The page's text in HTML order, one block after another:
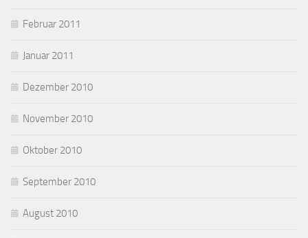
Februar 2011
Januar 2011
Dezember 2010
November 2010
Oktober 2010
September 2010
August 2010